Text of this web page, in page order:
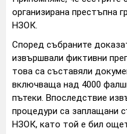
организирана престъпна
НЗОК.
Според събраните
извършвали фиктивни
това са съставяли
включваща над 4000
пътеки. Впоследствие
процедури са заплащани
НЗОК, като той е бил